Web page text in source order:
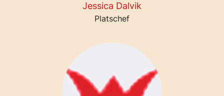
Jessica Dalvik
Platschef